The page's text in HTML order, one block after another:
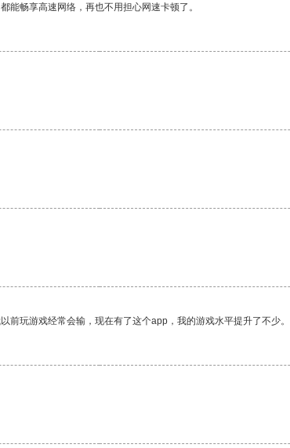
能畅享高速网络，再也不用担心网速卡顿了。
玩游戏经常会输，现在有了这个app，我的游戏水平提升了不少。